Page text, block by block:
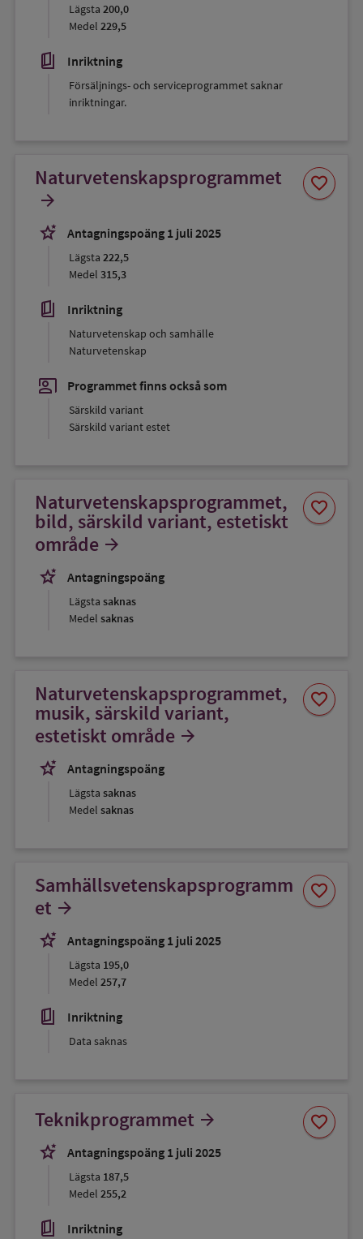
Lägsta 200,0
Medel 229,5
book_5 Inriktning
Försäljnings- och serviceprogrammet saknar
inriktningar.
Naturvetenskapsprogrammet
arrow_forward
stars_2
Antagningspoäng 1 juli 2025
Lägsta 222,5
Medel 315,3
book_5 Inriktning
Naturvetenskap och samhälle
Naturvetenskap
co_present Programmet finns också som
Särskild variant
Särskild variant estet
favorite
Spara
som
Naturvetenskapsprogrammet,
bild, särskild variant, estetiskt
område arrow_forward
stars_2
Antagningspoäng
Lägsta saknas
Medel saknas
favorite
Spara
som
Naturvetenskapsprogrammet,
musik, särskild variant,
estetiskt område arrow_forward
stars_2
Antagningspoäng
Lägsta saknas
Medel saknas
favorite
Spara
som
Samhällsvetenskapsprogramm
et arrow_forward
stars_2
Antagningspoäng 1 juli 2025
Lägsta 195,0
Medel 257,7
book_5 Inriktning
Data saknas
favorite
Spara
som
Teknikprogrammet arrow_forward
stars_2
Antagningspoäng 1 juli 2025
Lägsta 187,5
Medel 255,2
book_5 Inriktning
favorite
Spara
som